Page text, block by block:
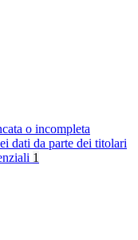
o incompleta
dati da parte dei titolari
1